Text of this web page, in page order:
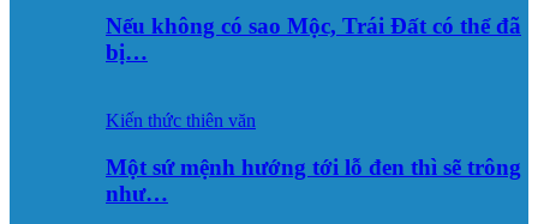
Nếu không có sao Mộc, Trái Đất có thể đã
bị…
Kiến thức thiên văn
Một sứ mệnh hướng tới lỗ đen thì sẽ trông
như…